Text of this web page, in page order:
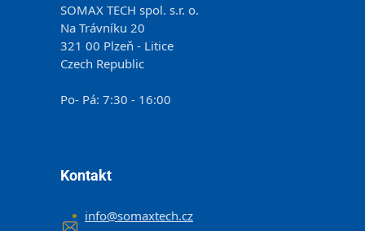
SOMAX TECH spol. s.r. o.
Na Trávníku 20
321 00 Plzeň - Litice
Czech Republic
Po- Pá: 7:30 - 16:00
Kontakt
info@somaxtech.cz